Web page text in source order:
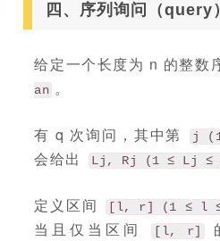
四、序列询问（query
给定一个长度为 n 的整数
an 。
有 q 次询问，其中第 j
会给出
Lj, Rj (1 ≤ Lj ≤
定义区间 [l, r] (1 ≤ l
当且仅当区间
[l, r]